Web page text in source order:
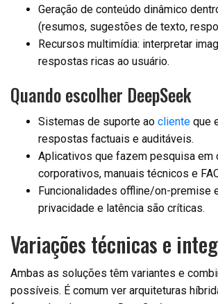
Geração de conteúdo dinâmico
(resumos, sugestões de texto,
Recursos multimídia: interpretar
respostas ricas ao usuário.
Quando escolher DeepSeek
Sistemas de suporte ao cliente que
respostas factuais e auditáveis.
Aplicativos que fazem pesquisa em
corporativos, manuais técnicos e
Funcionalidades offline/on-premise
privacidade e latência são críticas.
Variações técnicas e
Ambas as soluções têm variantes e
possíveis. É comum ver arquiteturas